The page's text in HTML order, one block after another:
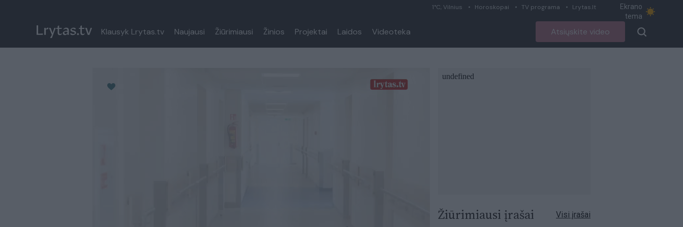
1°C, Vilnius Horoskopai TV programa Lrytas.lt
Ekrano
tema
Klausyk Lrytas.tv Naujausi Žiūrimiausi Žinios Projektai Laidos Videoteka Atsiųskite video
Žiūrimiausi įrašai Visi įrašai